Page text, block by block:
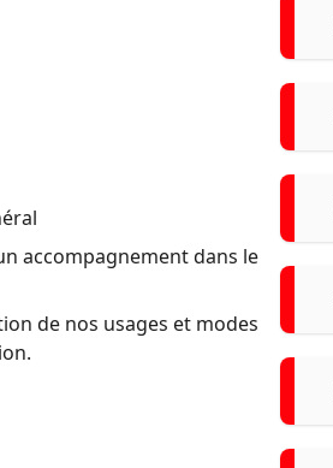
accompagnement dans le
de nos usages et modes